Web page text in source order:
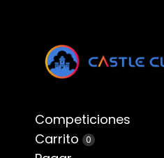
Competiciones
Carrito
0